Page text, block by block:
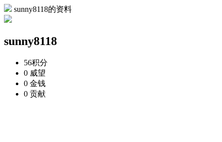
sunny8118的资料
sunny8118
56积分
0 威望
0 金钱
0 贡献